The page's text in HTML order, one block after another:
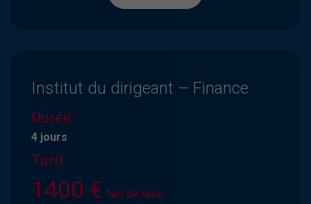
Institut du dirigeant – Finance
Durée :
4 jours
Tarif :
1400 € Net de taxe